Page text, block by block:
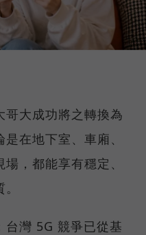
大成功將之轉換為
在地下室、車廂、
，都能享有穩定、
台灣 5G 競爭已從基